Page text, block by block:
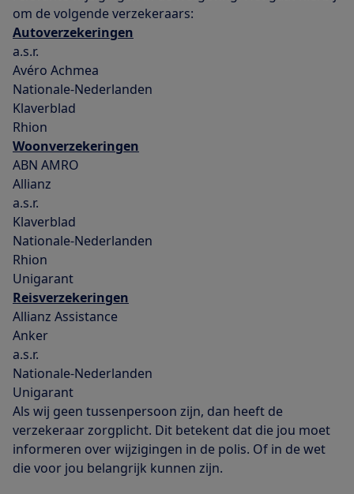
om de volgende verzekeraars:
Autoverzekeringen
a.s.r.
Avéro Achmea
Nationale-Nederlanden
Klaverblad
Rhion
Woonverzekeringen
ABN AMRO
Allianz
a.s.r.
Klaverblad
Nationale-Nederlanden
Rhion
Unigarant
Reisverzekeringen
Allianz Assistance
Anker
a.s.r.
Nationale-Nederlanden
Unigarant
Als wij geen tussenpersoon zijn, dan heeft de
verzekeraar zorgplicht. Dit betekent dat die jou moet
informeren over wijzigingen in de polis. Of in de wet
die voor jou belangrijk kunnen zijn.